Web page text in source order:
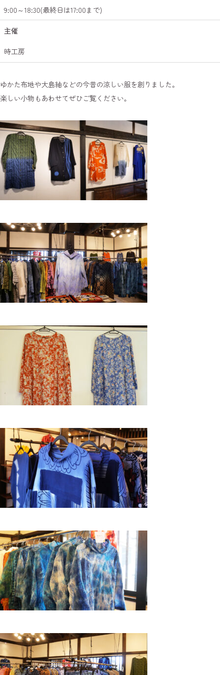
9:00～18:30(最終日は17:00まで)
主催
時工房
ゆかた布地や大島紬などの今昔の涼しい服を創りました。
楽しい小物もあわせてぜひご覧ください。